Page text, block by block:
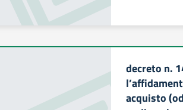
decreto n.
acquisto